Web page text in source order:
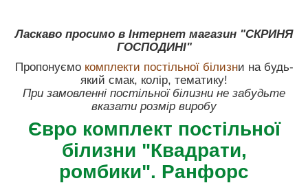
Ласкаво просимо в Інтернет магазин "СКРИНЯ
ГОСПОДИНІ"
Пропонуємо комплекти постільної білизни на будь-
який смак, колір, тематику!
При замовленні постільної білизни не забудьте
вказати розмір виробу
Євро комплект постільної
білизни "Квадрати,
ромбики". Ранфорс